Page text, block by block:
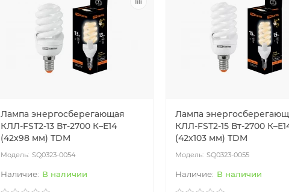
Лампа энергосберегающая
КЛЛ-FSТ2-13 Вт-2700 К–Е14
(42х98 мм) TDM
SQ0323-0054
В наличии
Лампа
КЛЛ-FSТ2-15 Вт-2700
(42х103 мм) TDM
SQ0323-0055
В наличии